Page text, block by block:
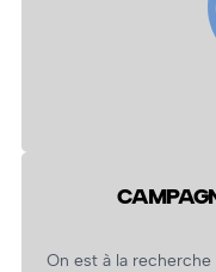
On est à la